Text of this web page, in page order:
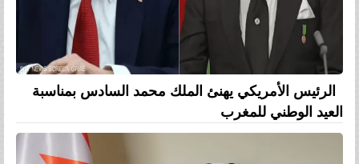
الرئيس الأمريكي يهنئ الملك محمد السادس بمناسبة
العيد الوطني للمغرب